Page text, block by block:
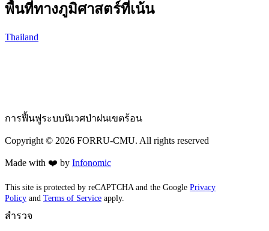
พื้นที่ทางภูมิศาสตร์ที่เน้น
Thailand
การฟื้นฟูระบบนิเวศป่าฝนเขตร้อน
Copyright © 2026 FORRU-CMU. All rights reserved
Made with ❤️ by Infonomic
This site is protected by reCAPTCHA and the Google Privacy
Policy and Terms of Service apply.
สำรวจ